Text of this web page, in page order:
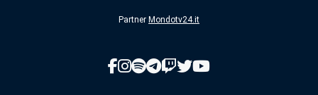
Partner Mondotv24.it